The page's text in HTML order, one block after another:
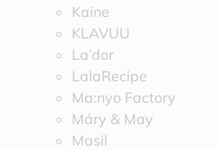
Kaine
KLAVUU
La’dor
LalaRecipe
Ma:nyo Factory
Máry & May
Masil